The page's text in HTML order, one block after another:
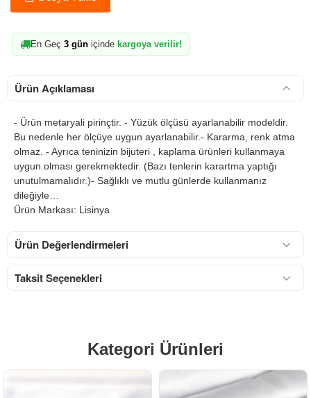
En Geç 3 gün içinde kargoya verilir!
Ürün Açıklaması
- Ürün metaryali pirinçtir. - Yüzük ölçüsü ayarlanabilir modeldir.
Bu nedenle her ölçüye uygun ayarlanabilir.- Kararma, renk atma
olmaz. - Ayrıca teninizin bijuteri , kaplama ürünleri kullanmaya
uygun olması gerekmektedir. (Bazı tenlerin karartma yaptığı
unutulmamalıdır.)- Sağlıklı ve mutlu günlerde kullanmanız
dileğiyle…
Ürün Markası: Lisinya
Ürün Değerlendirmeleri
Taksit Seçenekleri
Kategori Ürünleri